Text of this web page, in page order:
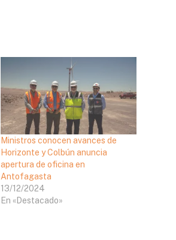
Ministros conocen avances de
Horizonte y Colbún anuncia
apertura de oficina en
Antofagasta
13/12/2024
En «Destacado»